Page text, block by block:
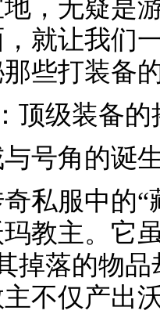
，无疑是
就让我们
些打装备
顶级装备的
号角的诞
私服中的“
教主。它
掉落的物
不仅产出